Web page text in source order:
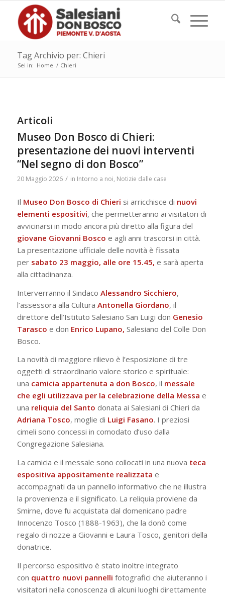
Tag Archivio per: Chieri
Sei in: Home / Chieri
Articoli
Museo Don Bosco di Chieri:
presentazione dei nuovi interventi
“Nel segno di don Bosco”
20 Maggio 2026 / in Intorno a noi, Notizie dalle case
Il Museo Don Bosco di Chieri si arricchisce di nuovi
elementi espositivi, che permetteranno ai visitatori di
avvicinarsi in modo ancora più diretto alla figura del
giovane Giovanni Bosco e agli anni trascorsi in città.
La presentazione ufficiale delle novità è fissata
per sabato 23 maggio, alle ore 15.45, e sarà aperta
alla cittadinanza.
Interverranno il Sindaco Alessandro Sicchiero,
l’assessora alla Cultura Antonella Giordano, il
direttore dell’Istituto Salesiano San Luigi don Genesio
Tarasco e don Enrico Lupano, Salesiano del Colle Don
Bosco.
La novità di maggiore rilievo è l’esposizione di tre
oggetti di straordinario valore storico e spirituale:
una camicia appartenuta a don Bosco, il messale
che egli utilizzava per la celebrazione della Messa e
una reliquia del Santo donata ai Salesiani di Chieri da
Adriana Tosco, moglie di Luigi Fasano. I preziosi
cimeli sono concessi in comodato d’uso dalla
Congregazione Salesiana.
La camicia e il messale sono collocati in una nuova teca
espositiva appositamente realizzata e
accompagnati da un pannello informativo che ne illustra
la provenienza e il significato. La reliquia proviene da
Smirne, dove fu acquistata dal domenicano padre
Innocenzo Tosco (1888-1963), che la donò come
regalo di nozze a Giovanni e Laura Tosco, genitori della
donatrice.
Il percorso espositivo è stato inoltre integrato
con quattro nuovi pannelli fotografici che aiuteranno i
visitatori nella conoscenza di alcuni luoghi direttamente